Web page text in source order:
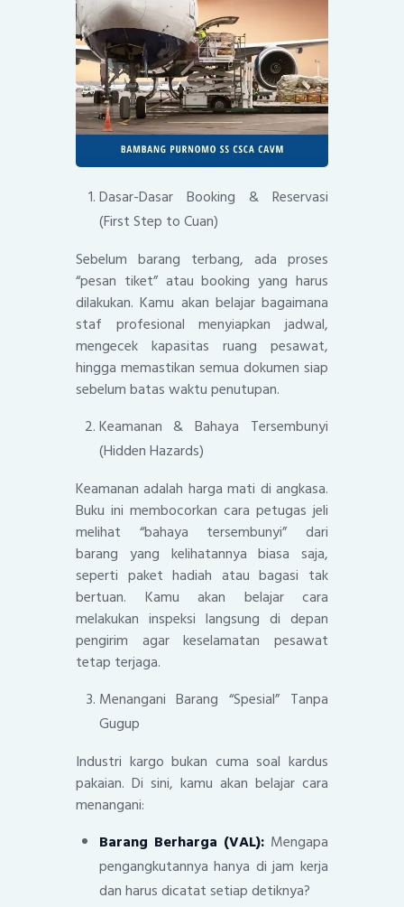
Dasar-Dasar Booking & Reservasi
(First Step to Cuan)
Sebelum barang terbang, ada proses
“pesan tiket” atau booking yang harus
dilakukan. Kamu akan belajar bagaimana
staf profesional menyiapkan jadwal,
mengecek kapasitas ruang pesawat,
hingga memastikan semua dokumen siap
sebelum batas waktu penutupan.
Keamanan & Bahaya Tersembunyi
(Hidden Hazards)
Keamanan adalah harga mati di angkasa.
Buku ini membocorkan cara petugas jeli
melihat “bahaya tersembunyi” dari
barang yang kelihatannya biasa saja,
seperti paket hadiah atau bagasi tak
bertuan. Kamu akan belajar cara
melakukan inspeksi langsung di depan
pengirim agar keselamatan pesawat
tetap terjaga.
Menangani Barang “Spesial” Tanpa
Gugup
Industri kargo bukan cuma soal kardus
pakaian. Di sini, kamu akan belajar cara
menangani:
Barang Berharga (VAL):Mengapa
pengangkutannya hanya di jam kerja
dan harus dicatat setiap detiknya?